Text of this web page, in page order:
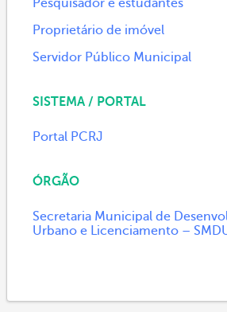
Pesquisador e estudantes
Proprietário de imóvel
Servidor Público Municipal
SISTEMA / PORTAL
Portal PCRJ
ÓRGÃO
Secretaria Municipal de
Urbano e Licenciamento –